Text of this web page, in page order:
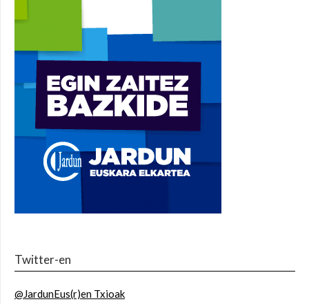
Twitter-en
@JardunEus(r)en Txioak